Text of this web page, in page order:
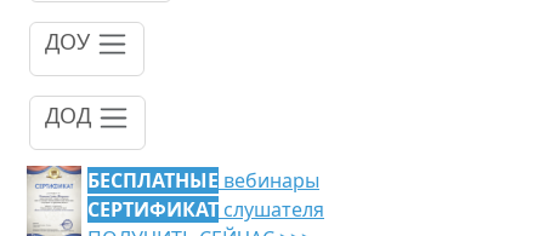
ДОУ
ДОД
БЕСПЛАТНЫЕ вебинары
СЕРТИФИКАТ слушателя